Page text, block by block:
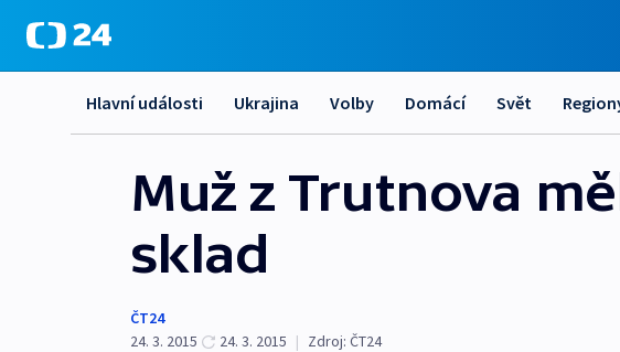
Hlavní události Ukrajina Volby Domácí Svět
Muž z Trutnova
sklad
ČT24
24. 3. 2015
24. 3. 2015 | Zdroj: ČT24